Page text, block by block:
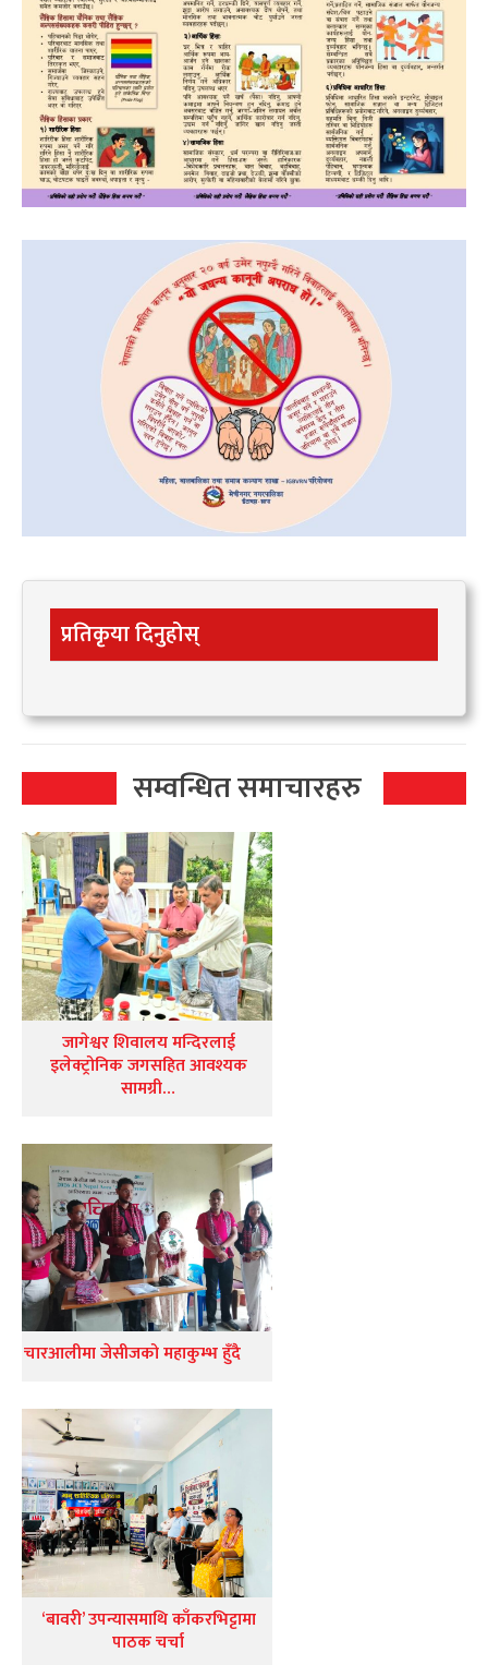
प्रतिकृया दिनुहोस्
सम्वन्धित समाचारहरु
जागेश्वर शिवालय मन्दिरलाई
इलेक्ट्रोनिक जगसहित आवश्यक
सामग्री…
चारआलीमा जेसीजको महाकुम्भ हुँदै
‘बावरी’ उपन्यासमाथि काँकरभिट्टामा
पाठक चर्चा